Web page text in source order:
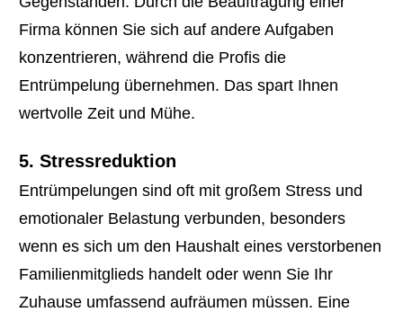
Firma können Sie sich auf andere Aufgaben
konzentrieren, während die Profis die
Entrümpelung übernehmen. Das spart Ihnen
wertvolle Zeit und Mühe.
5. Stressreduktion
Entrümpelungen sind oft mit großem Stress und
emotionaler Belastung verbunden, besonders
wenn es sich um den Haushalt eines verstorbenen
Familienmitglieds handelt oder wenn Sie Ihr
Zuhause umfassend aufräumen müssen. Eine